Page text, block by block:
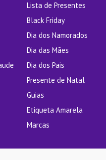
Lista de Presentes
Black Friday
Dia dos Namorados
Dia das Mães
Dia dos Pais
Presente de Natal
Guias
Etiqueta Amarela
Marcas